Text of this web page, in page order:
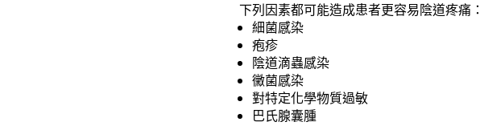
下列因素都可能造成患者更容易陰道疼痛：
細菌感染
疱疹
陰道滴蟲感染
黴菌感染
對特定化學物質過敏
巴氏腺囊腫